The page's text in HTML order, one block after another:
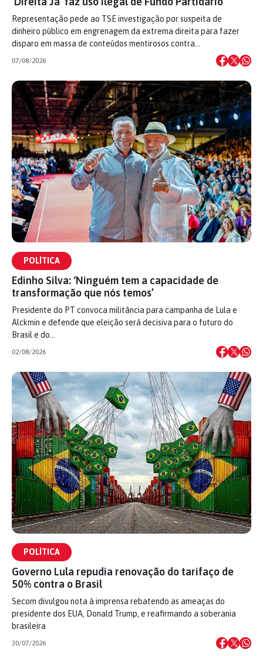
Representação pede ao TSE investigação por suspeita de
dinheiro público em engrenagem da extrema direita para fazer
disparo em massa de conteúdos mentirosos contra…
07/08/2026
POLÍTICA
Edinho Silva: ‘Ninguém tem a capacidade de
transformação que nós temos’
Presidente do PT convoca militância para campanha de Lula e
Alckmin e defende que eleição será decisiva para o futuro do
Brasil e do…
02/08/2026
POLÍTICA
Governo Lula repudia renovação do tarifaço de
50% contra o Brasil
Secom divulgou nota à imprensa rebatendo as ameaças do
presidente dos EUA, Donald Trump, e reafirmando a soberania
brasileira
30/07/2026